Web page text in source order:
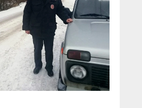
фильмы
России»